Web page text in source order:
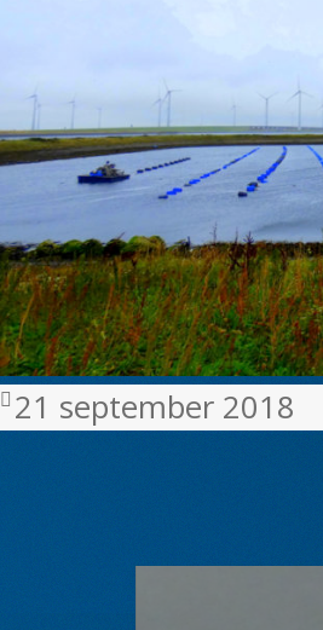
Geplaatst
21 september 2018